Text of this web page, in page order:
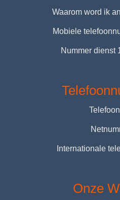
Waarom word ik
Mobiele
Nummer
Internationale
Onze